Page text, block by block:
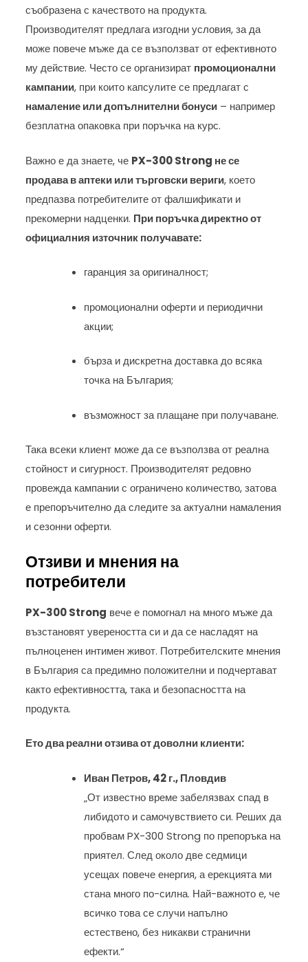
съобразена с качеството на продукта.
Производителят предлага изгодни условия, за да
може повече мъже да се възползват от ефективното
му действие. Често се организират промоционални
кампании, при които капсулите се предлагат с
намаление или допълнителни бонуси – например
безплатна опаковка при поръчка на курс.
Важно е да знаете, че PX-300 Strong не се
продава в аптеки или търговски вериги, което
предпазва потребителите от фалшификати и
прекомерни надценки. При поръчка директно от
официалния източник получавате:
гаранция за оригиналност;
промоционални оферти и периодични
акции;
бърза и дискретна доставка до всяка
точка на България;
възможност за плащане при получаване.
Така всеки клиент може да се възползва от реална
стойност и сигурност. Производителят редовно
провежда кампании с ограничено количество, затова
е препоръчително да следите за актуални намаления
и сезонни оферти.
Отзиви и мнения на
потребители
PX-300 Strong вече е помогнал на много мъже да
възстановят увереността си и да се насладят на
пълноценен интимен живот. Потребителските мнения
в България са предимно положителни и подчертават
както ефективността, така и безопасността на
продукта.
Ето два реални отзива от доволни клиенти:
Иван Петров, 42 г., Пловдив
„От известно време забелязвах спад в
либидото и самочувствието си. Реших да
пробвам PX-300 Strong по препоръка на
приятел. След около две седмици
усещах повече енергия, а ерекцията ми
стана много по-силна. Най-важното е, че
всичко това се случи напълно
естествено, без никакви странични
ефекти.“